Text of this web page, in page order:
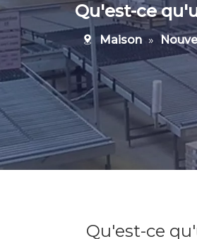
Qu'est-ce
Maison »
Qu'est-ce